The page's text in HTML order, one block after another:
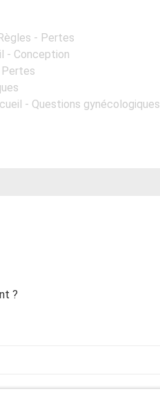
- Pertes
- Conception
- Questions gynécologiques
?